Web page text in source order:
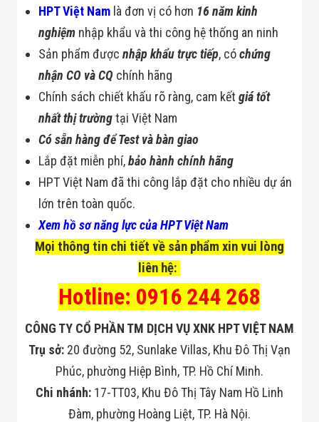
HPT Việt Nam là đơn vị có hơn 16 năm kinh
nghiệm nhập khẩu và thi công hệ thống an ninh
Sản phẩm đượcnhập khẩu trực tiếp, cóchứng
nhận CO và CQ chính hãng
Chính sách chiết khấu rõ ràng, cam kếtgiá tốt
nhất thị trườngtại Việt Nam
Có sẵn hàng để Test và bàn giao
Lắp đặt miễn phí,bảo hành chính hãng
HPT Việt Nam đã thi công lắp đặt cho nhiều dự án
lớn trên toàn quốc.
Xem hồ sơ năng lực của HPT Việt Nam
Mọi thông tin chi tiết về sản phẩm xin vui lòng
liên hệ:
Hotline: 0916 244 268
CÔNG TY CỔ PHẦN TM DỊCH VỤ XNK HPT VIỆT NAM
Trụ sở: 20 đường 52, Sunlake Villas, Khu Đô Thị Vạn
Phúc, phường Hiệp Bình, TP. Hồ Chí Minh.
Chi nhánh:17-TT03, Khu Đô Thị Tây Nam Hồ Linh
Đàm, phường Hoàng Liệt, TP. Hà Nội.